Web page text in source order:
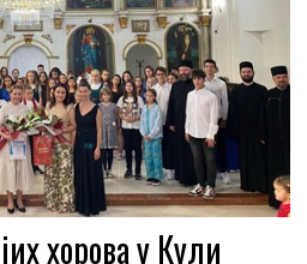
хорова у Кули